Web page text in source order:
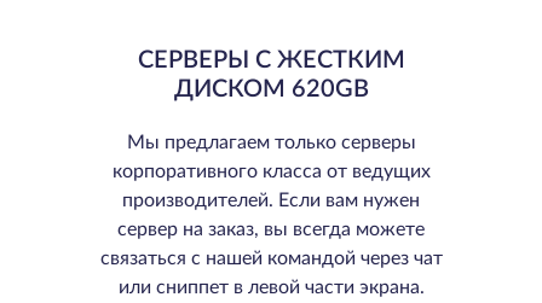
СЕРВЕРЫ С ЖЕСТКИМ
ДИСКОМ 620GB
Мы предлагаем только серверы
корпоративного класса от ведущих
производителей. Если вам нужен
сервер на заказ, вы всегда можете
связаться с нашей командой через чат
или сниппет в левой части экрана.